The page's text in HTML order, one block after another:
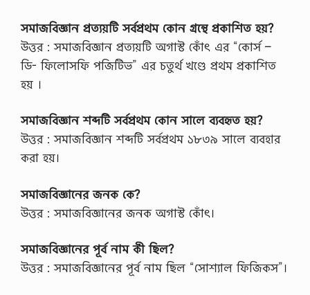
সমাজবিজ্ঞান প্রত্যয়টি সর্বপ্রথম কোন গ্রন্থে প্রকাশিত হয়?
উত্তর : সমাজবিজ্ঞান প্রত্যয়টি অগাস্ট কোঁৎ এর “কোর্স –
ডি- ফিলোসফি পজিটিভ” এর চতুর্থ খণ্ডে প্রথম প্রকাশিত
হয় ।
সমাজবিজ্ঞান শব্দটি সর্বপ্রথম কোন সালে ব্যবহৃত হয়?
উত্তর : সমাজবিজ্ঞান শব্দটি সর্বপ্রথম ১৮৩৯ সালে ব্যবহার
করা হয়।
সমাজবিজ্ঞানের জনক কে?
উত্তর : সমাজবিজ্ঞানের জনক অগাস্ট কোঁৎ।
সমাজবিজ্ঞানের পূর্ব নাম কী ছিল?
উত্তর : সমাজবিজ্ঞানের পূর্ব নাম ছিল “সোশ্যাল ফিজিকস”।